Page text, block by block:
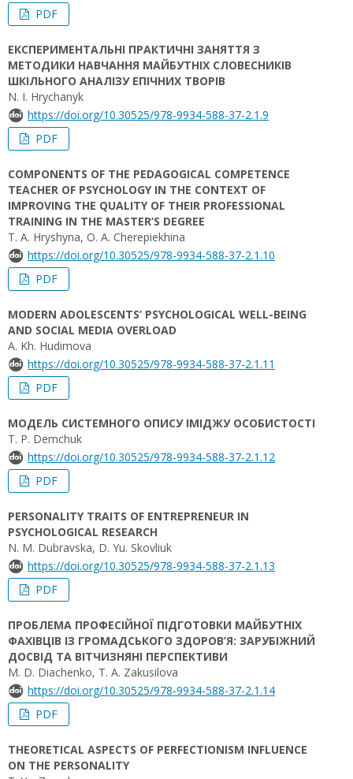
PDF
ЕКСПЕРИМЕНТАЛЬНІ ПРАКТИЧНІ ЗАНЯТТЯ З
МЕТОДИКИ НАВЧАННЯ МАЙБУТНІХ СЛОВЕСНИКІВ
ШКІЛЬНОГО АНАЛІЗУ ЕПІЧНИХ ТВОРІВ
N. I. Hrychanyk
https://doi.org/10.30525/978-9934-588-37-2.1.9
PDF
COMPONENTS OF THE PEDAGOGICAL COMPETENCE
TEACHER OF PSYCHOLOGY IN THE CONTEXT OF
IMPROVING THE QUALITY OF THEIR PROFESSIONAL
TRAINING IN THE MASTER’S DEGREE
T. А. Hryshyna, O. A. Cherepiekhina
https://doi.org/10.30525/978-9934-588-37-2.1.10
PDF
MODERN ADOLESCENTS’ PSYCHOLOGICAL WELL-BEING
AND SOCIAL MEDIA OVERLOAD
A. Kh. Hudimova
https://doi.org/10.30525/978-9934-588-37-2.1.11
PDF
МОДЕЛЬ СИСТЕМНОГО ОПИСУ ІМІДЖУ ОСОБИСТОСТІ
T. P. Demchuk
https://doi.org/10.30525/978-9934-588-37-2.1.12
PDF
PERSONALITY TRAITS OF ENTREPRENEUR IN
PSYCHOLOGICAL RESEARCH
N. M. Dubravska, D. Yu. Skovliuk
https://doi.org/10.30525/978-9934-588-37-2.1.13
PDF
ПРОБЛЕМА ПРОФЕСІЙНОЇ ПІДГОТОВКИ МАЙБУТНІХ
ФАХІВЦІВ ІЗ ГРОМАДСЬКОГО ЗДОРОВ’Я: ЗАРУБІЖНИЙ
ДОСВІД ТА ВІТЧИЗНЯНІ ПЕРСПЕКТИВИ
M. D. Diachenko, T. A. Zakusilova
https://doi.org/10.30525/978-9934-588-37-2.1.14
PDF
THEORETICAL ASPECTS OF PERFECTIONISM INFLUENCE
ON THE PERSONALITY